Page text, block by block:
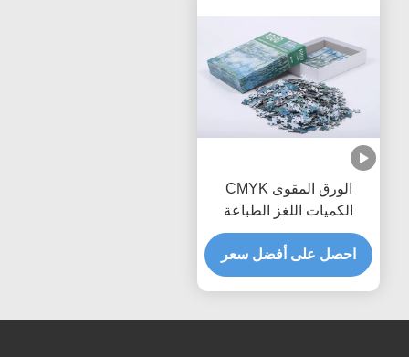
الورق المقوى CMYK
الكميات اللغز الطباعة
المطبوعة حسب الطلب
اللغز الجاز
احصل على أفضل سعر